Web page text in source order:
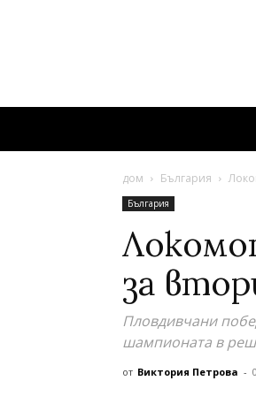
дом България
България
за
Пловдивчани
шампионата в
от Виктория Петрова -